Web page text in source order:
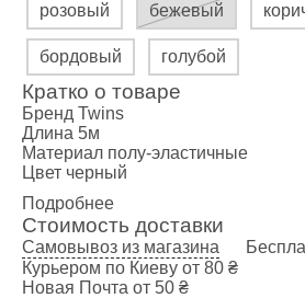
розовый бежевый
бордовый голубой
Кратко о товаре
Бренд Twins
Длина 5м
Материал полу-эластичные
Цвет черный
Подробнее
Стоимость доставки
Самовывоз из магазина
Курьером по Киеву от 80 ₴
Новая Почта от 50 ₴